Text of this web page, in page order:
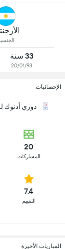
33 سنة
20/01/93
الإحصائيات
دوري أدنوك
20
المشاركات
7.4
التقييم
المباريات الأخيرة